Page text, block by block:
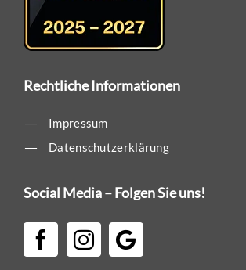
Rechtliche Informationen
Impressum
Datenschutzerklärung
Social Media – Folgen Sie uns!